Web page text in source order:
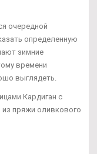
очередной
определенную
зимние
времени
выглядеть.
Кардиган с
из пряжи оливкового